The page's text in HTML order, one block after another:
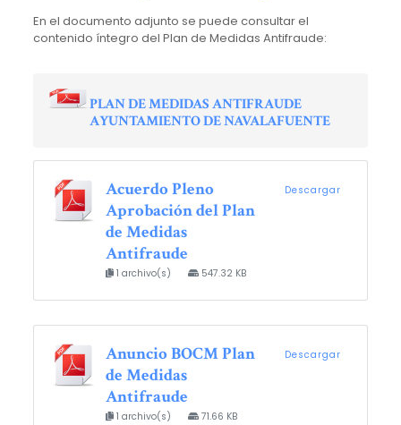
En el documento adjunto se puede consultar el
contenido íntegro del Plan de Medidas Antifraude:
PLAN DE MEDIDAS ANTIFRAUDE
AYUNTAMIENTO DE NAVALAFUENTE
Acuerdo Pleno
Aprobación del Plan
de Medidas
Antifraude
1 archivo(s) 547.32 KB
Descargar
Anuncio BOCM Plan
de Medidas
Antifraude
1 archivo(s) 71.66 KB
Descargar